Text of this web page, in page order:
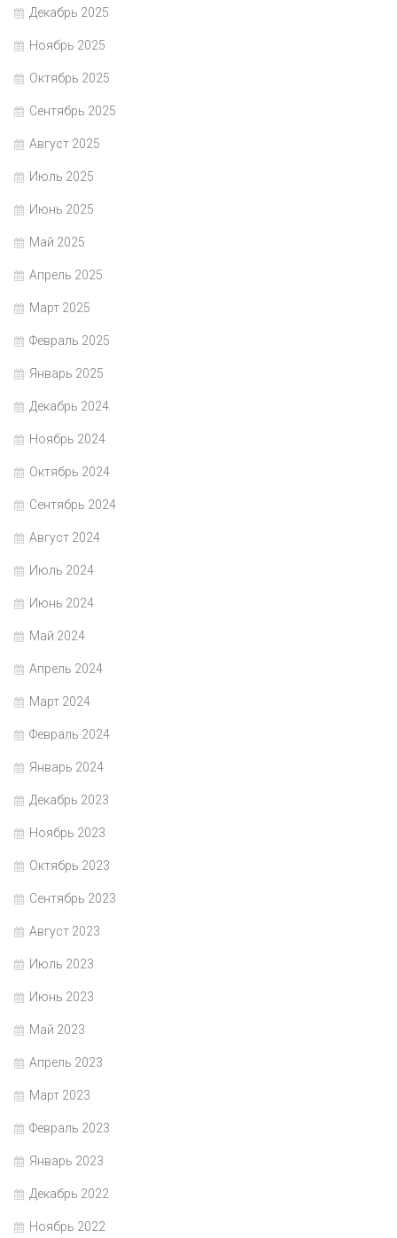
Декабрь 2025
Ноябрь 2025
Октябрь 2025
Сентябрь 2025
Август 2025
Июль 2025
Июнь 2025
Май 2025
Апрель 2025
Март 2025
Февраль 2025
Январь 2025
Декабрь 2024
Ноябрь 2024
Октябрь 2024
Сентябрь 2024
Август 2024
Июль 2024
Июнь 2024
Май 2024
Апрель 2024
Март 2024
Февраль 2024
Январь 2024
Декабрь 2023
Ноябрь 2023
Октябрь 2023
Сентябрь 2023
Август 2023
Июль 2023
Июнь 2023
Май 2023
Апрель 2023
Март 2023
Февраль 2023
Январь 2023
Декабрь 2022
Ноябрь 2022